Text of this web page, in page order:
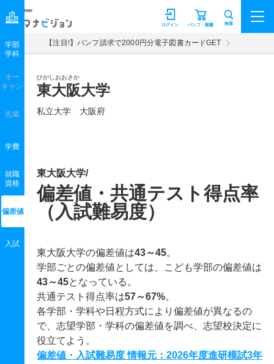
マナビジョン パンフ・願書
ログイン 検索
【注目!】パンフ請求で2000円分電子図書カードGET
ひがしおおさか
東大阪大学
私立大学 大阪府
学部
学科
オー
キャン
先輩
学費
就職
資格
偏差値
入試
東大阪大学/
偏差値・共通テスト得点率
（入試難易度）
東大阪大学の偏差値は43～45。
学部ごとの偏差値としては、こども学部の偏差値は
43～45となっている。
共通テスト得点率は57～67%。
各学部・学科や日程方式により偏差値が異なるの
で、志望学部・学科の偏差値を調べ、志望校決定に
役立てよう。
偏差値・入試難易度 情報元：2026年度進研模試3年